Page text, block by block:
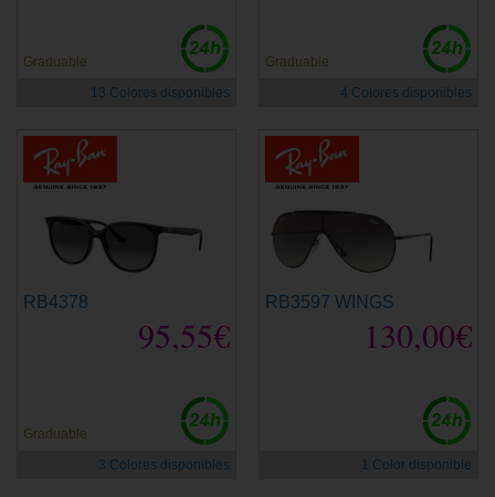
Graduable
13 Colores disponibles
Graduable
4 Colores disponibles
RB4378
95,55€
Graduable
3 Colores disponibles
RB3597 WINGS
130,00€
1 Color disponible